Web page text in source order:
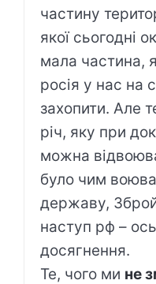
частину
якої сьогодні
мала частина,
росія у нас на
захопити. Але
річ, яку при
можна
було чим
державу,
наступ рф –
досягнення.
Те, чого ми не